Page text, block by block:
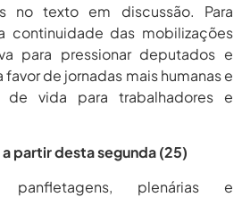
no texto em discussão. Para
continuidade das mobilizações
para pressionar deputados e
de jornadas mais humanas e
de vida para trabalhadores e
partir desta segunda (25)
panfletagens, plenárias e